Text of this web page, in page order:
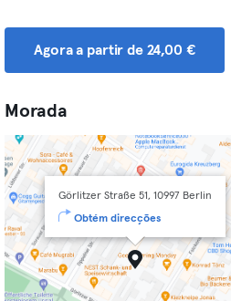
Agora a partir de 24,00 €
Morada
Görlitzer Straße 51, 10997 Berlin
Obtém direcções